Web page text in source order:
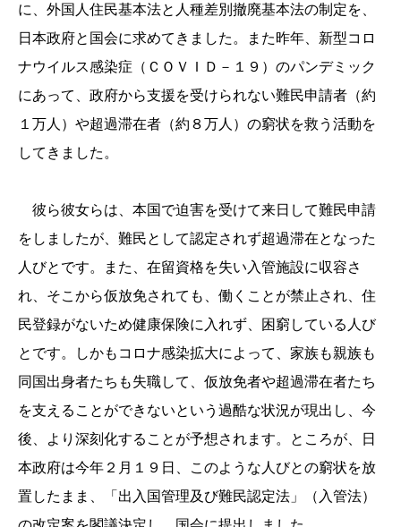
に、外国人住民基本法と人種差別撤廃基本法の制定を、
日本政府と国会に求めてきました。また昨年、新型コロ
ナウイルス感染症（ＣＯＶＩＤ－１９）のパンデミック
にあって、政府から支援を受けられない難民申請者（約
１万人）や超過滞在者（約８万人）の窮状を救う活動を
してきました。
彼ら彼女らは、本国で迫害を受けて来日して難民申請
をしましたが、難民として認定されず超過滞在となった
人びとです。また、在留資格を失い入管施設に収容さ
れ、そこから仮放免されても、働くことが禁止され、住
民登録がないため健康保険に入れず、困窮している人び
とです。しかもコロナ感染拡大によって、家族も親族も
同国出身者たちも失職して、仮放免者や超過滞在者たち
を支えることができないという過酷な状況が現出し、今
後、より深刻化することが予想されます。ところが、日
本政府は今年２月１９日、このような人びとの窮状を放
置したまま、「出入国管理及び難民認定法」（入管法）